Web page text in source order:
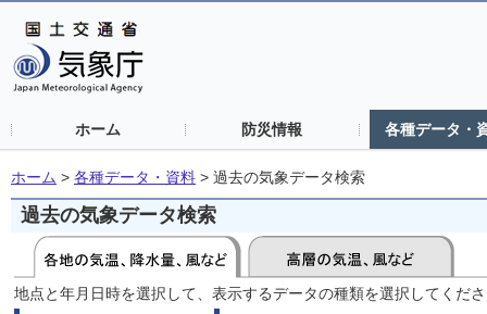
ホーム 防災情報 各種データ・
ホーム > 各種データ・資料 > 過去の気象データ検索
過去の気象データ検索
地点と年月日時を選択して、表示するデータの種類を選択してくだ